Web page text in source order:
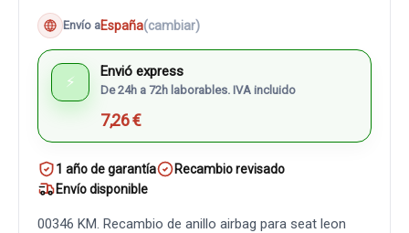
Envío aEspaña(cambiar)
⚡
Envió express
De 24h a 72h laborables. IVA incluido
7,26 €
1 año de garantía
Recambio revisado
Envío disponible
00346 KM. Recambio de anillo airbag para seat leon